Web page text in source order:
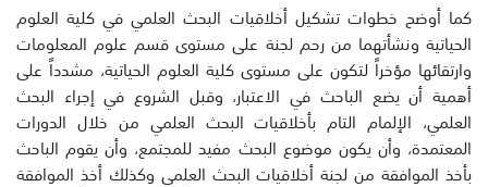
كما أوضح خطوات تشكيل أخلاقيات البحث العلمي في كلية العلوم
الحياتية ونشأتهما من رحم لجنة على مستوى قسم علوم المعلومات
وارتقائها مؤخراً لتكون على مستوى كلية العلوم الحياتية، مشدداً على
أهمية أن يضع الباحث في الاعتبار، وقبل الشروع في إجراء البحث
العلمي، الإلمام التام بأخلاقيات البحث العلمي من خلال الدورات
المعتمدة، وأن يكون موضوع البحث مفيد للمجتمع، وأن يقوم الباحث
بأخذ الموافقة من لجنة أخلاقيات البحث العلمي وكذلك أخذ الموافقة